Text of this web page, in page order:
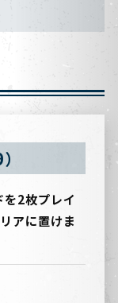
2枚プレイ
アに置けま